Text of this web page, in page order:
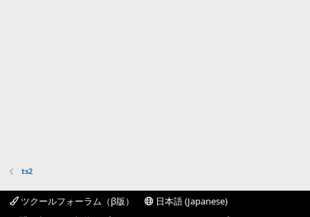
ts2
ツクールフォーラム（β版）
日本語 (Japanese)